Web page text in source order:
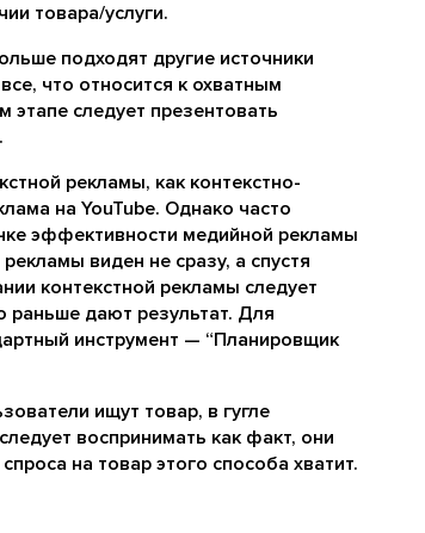
товара/услуги.
подходят другие источники
что относится к охватным
следует презентовать
рекламы, как контекстно-
на YouTube. Однако часто
эффективности медийной рекламы
виден не сразу, а спустя
контекстной рекламы следует
раньше дают результат. Для
инструмент — “Планировщик
ищут товар, в гугле
воспринимать как факт, они
на товар этого способа хватит.